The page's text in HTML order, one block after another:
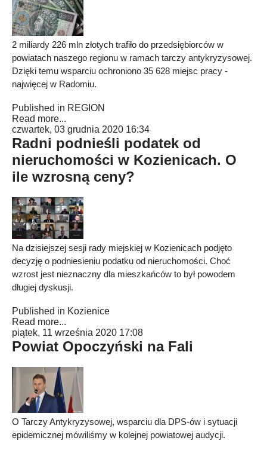
2 miliardy 226 mln złotych trafiło do przedsiębiorców w
powiatach naszego regionu w ramach tarczy antykryzysowej.
Dzięki temu wsparciu ochroniono 35 628 miejsc pracy -
najwięcej w Radomiu.
Published in REGION
Read more...
czwartek, 03 grudnia 2020 16:34
Radni podnieśli podatek od
nieruchomości w Kozienicach. O
ile wzrosną ceny?
Na dzisiejszej sesji rady miejskiej w Kozienicach podjęto
decyzję o podniesieniu podatku od nieruchomości. Choć
wzrost jest nieznaczny dla mieszkańców to był powodem
długiej dyskusji.
Published in Kozienice
Read more...
piątek, 11 września 2020 17:08
Powiat Opoczyński na Fali
O Tarczy Antykryzysowej, wsparciu dla DPS-ów i sytuacji
epidemicznej mówiliśmy w kolejnej powiatowej audycji.